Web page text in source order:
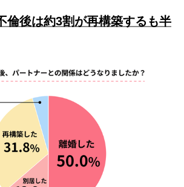
倫後は約3割が再構築するも半